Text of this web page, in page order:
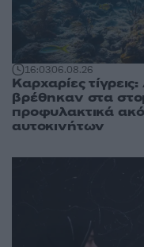
16:0306.08.26
Καρχαρίες
βρέθηκαν στα
προφυλακτικά
αυτοκινήτων